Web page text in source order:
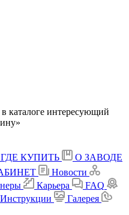
каталоге интересующий
ГДЕ КУПИТЬ
О ЗАВОДЕ
Новости
Карьера
FAQ
Инструкции
Галерея